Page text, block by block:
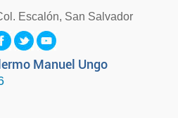
Escalón, San Salvador
Manuel Ungo